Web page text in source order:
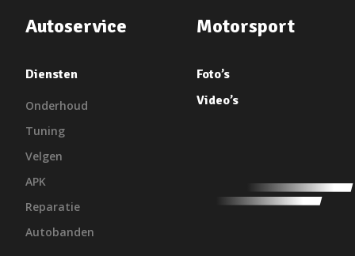
Autoservice
Diensten
Onderhoud
Tuning
Velgen
APK
Reparatie
Autobanden
Motorsport
Foto’s
Video’s